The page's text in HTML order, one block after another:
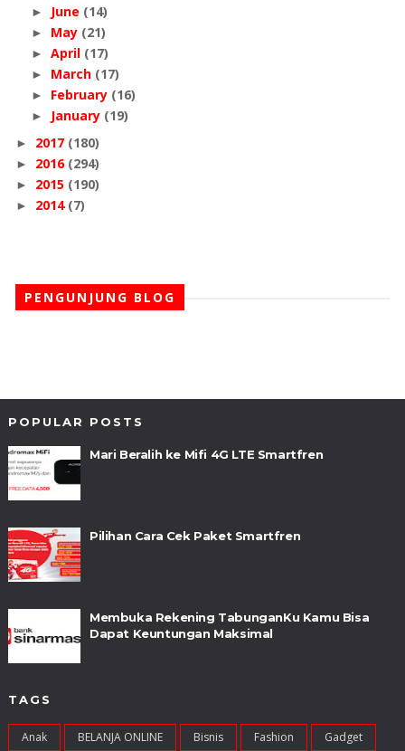
► June (14)
► May (21)
► April (17)
► March (17)
► February (16)
► January (19)
► 2017 (180)
► 2016 (294)
► 2015 (190)
► 2014 (7)
PENGUNJUNG BLOG
POPULAR POSTS
Mari Beralih ke Mifi 4G LTE Smartfren
Pilihan Cara Cek Paket Smartfren
Membuka Rekening TabunganKu Kamu Bisa
Dapat Keuntungan Maksimal
TAGS
Anak BELANJA ONLINE Bisnis Fashion Gadget